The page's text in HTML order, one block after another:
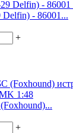
- 86001...
+
+